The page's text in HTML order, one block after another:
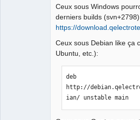
Ceux sous Windows
derniers builds
https://
Ceux sous Debian like ça
Ubuntu, etc.):
deb
http://
ian/ unstable main